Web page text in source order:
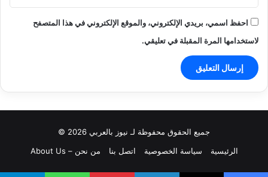
احفظ اسمي، بريدي الإلكتروني، والموقع الإلكتروني في هذا المتصفح
لاستخدامها المرة المقبلة في تعليقي.
جميع الحقوق محفوظة لـ نيوز بالعربي 2026 ©
الرئيسية
سياسة الخصوصية اتصل بنا من نحن – About Us